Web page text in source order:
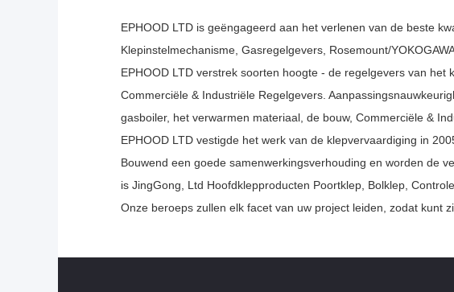
EPHOOD LTD is geëngageerd aan het verlenen van de beste
Klepinstelmechanisme, Gasregelgevers, Rosemount/
EPHOOD LTD verstrek soorten hoogte - de regelgevers van
Commerciële & Industriële Regelgevers.
gasboiler, het verwarmen materiaal, de bouw, Commerciële &
EPHOOD LTD vestigde het werk van de klepvervaardiging in
Bouwend een goede samenwerkingsverhouding en worden de
is JingGong, Ltd Hoofdklepproducten Poortklep, Bolklep,
Onze beroeps zullen elk facet van uw project leiden, zodat kunt